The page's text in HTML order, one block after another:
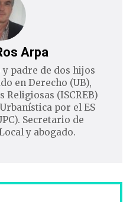
Arpa
y padre de dos hijos
en Derecho (UB),
Religiosas (ISCREB)
por el ES
Secretario de
y abogado.